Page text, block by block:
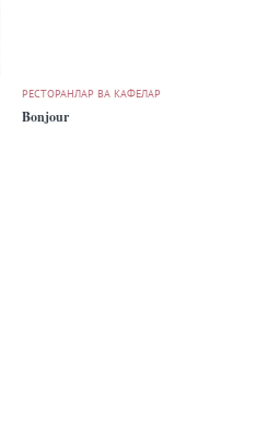
РЕСТОРАНЛАР ВА КАФЕЛАР
Bonjour